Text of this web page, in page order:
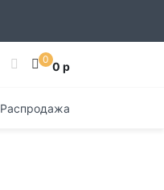
0 0 р
Распродажа